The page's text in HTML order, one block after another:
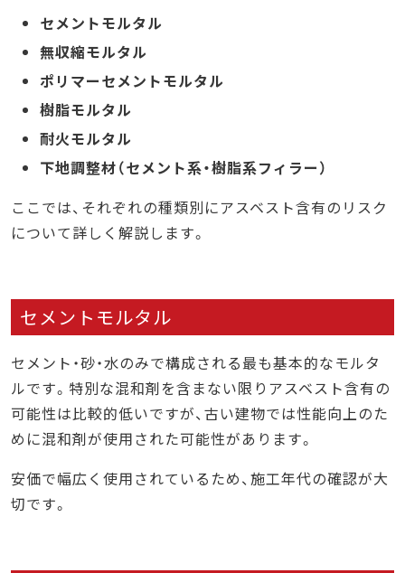
セメントモルタル
無収縮モルタル
ポリマーセメントモルタル
樹脂モルタル
耐火モルタル
下地調整材（セメント系・樹脂系フィラー）
ここでは、それぞれの種類別にアスベスト含有のリスク
について詳しく解説します。
セメントモルタル
セメント・砂・水のみで構成される最も基本的なモルタ
ルです。特別な混和剤を含まない限りアスベスト含有の
可能性は比較的低いですが、古い建物では性能向上のた
めに混和剤が使用された可能性があります。
安価で幅広く使用されているため、施工年代の確認が大
切です。